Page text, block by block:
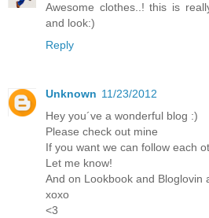
Awesome clothes..! this is
and look:)
Reply
Unknown 11/23/2012
Hey you´ve a wonderful blog :)
Please check out mine
If you want we can follow each
Let me know!
And on Lookbook and Bloglovin
xoxo
<3